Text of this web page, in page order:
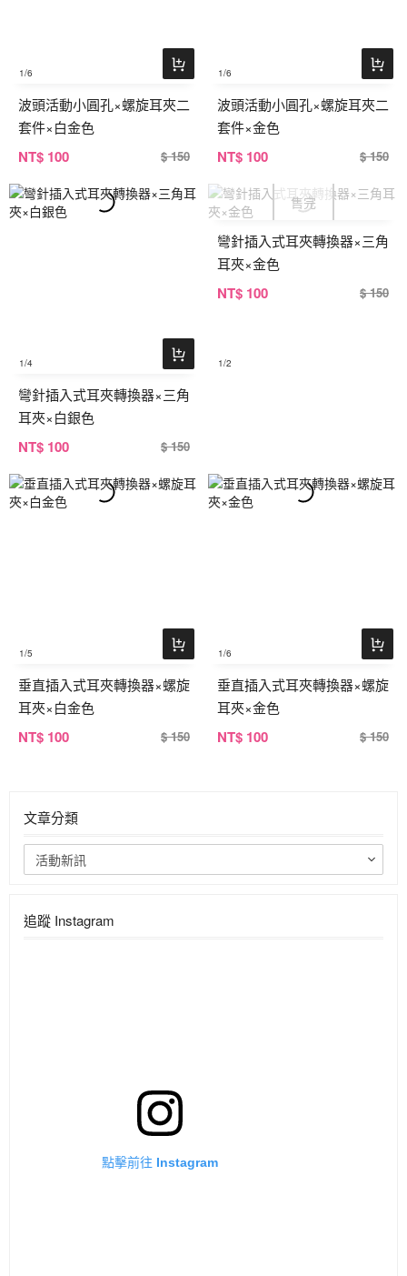
1/6
波頭活動小圓孔×螺旋耳夾二
套件×白金色
NT$ 100 $ 150
1/6
波頭活動小圓孔×螺旋耳夾二
套件×金色
NT$ 100 $ 150
1/4
彎針插入式耳夾轉換器×三角
耳夾×白銀色
NT$ 100 $ 150
1/2
彎針插入式耳夾轉換器×三角
耳夾×金色
NT$ 100 $ 150
1/5
垂直插入式耳夾轉換器×螺旋
耳夾×白金色
NT$ 100 $ 150
1/6
垂直插入式耳夾轉換器×螺旋
耳夾×金色
NT$ 100 $ 150
文章分類
活動新訊
追蹤 Instagram
點擊前往 Instagram